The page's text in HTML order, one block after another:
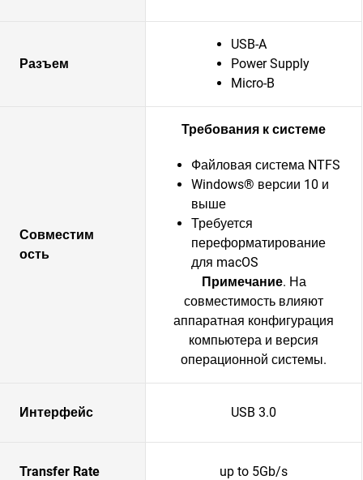
Разъем
USB-A
Power Supply
Micro-B
Совместим
ость
Требования к системе
Файловая система NTFS
Windows® версии 10 и
выше
Требуется
переформатирование
для macOS
Примечание. На
совместимость влияют
аппаратная конфигурация
компьютера и версия
операционной системы.
Интерфейс USB 3.0
Transfer Rate up to 5Gb/s